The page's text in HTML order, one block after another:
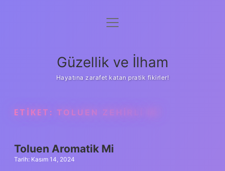
Anasayfa
Yasal Uyarı
menüyü
Güzellik ve İlham
Hayatına zarafet katan pratik fikirler!
ETIKET: TOLUEN ZEHIRLI MI
Toluen Aromatik Mi
Tarih: Kasım 14, 2024